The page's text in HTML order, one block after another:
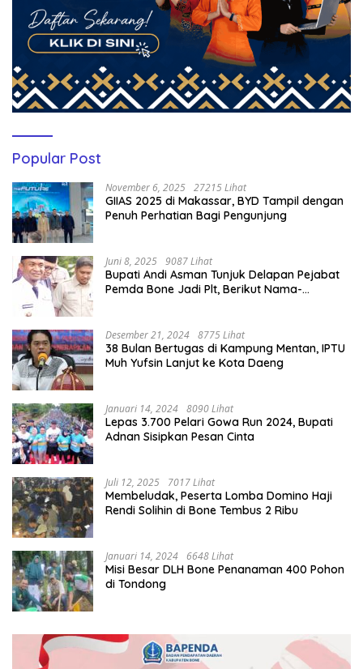
Popular Post
November 6, 2025 27215 Lihat
GIIAS 2025 di Makassar, BYD Tampil dengan
Penuh Perhatian Bagi Pengunjung
Juni 8, 2025 9087 Lihat
Bupati Andi Asman Tunjuk Delapan Pejabat
Pemda Bone Jadi Plt, Berikut Nama-
Desember 21, 2024 8775 Lihat
38 Bulan Bertugas di Kampung Mentan, IPTU
Muh Yufsin Lanjut ke Kota Daeng
Januari 14, 2024 8090 Lihat
Lepas 3.700 Pelari Gowa Run 2024, Bupati
Adnan Sisipkan Pesan Cinta
Juli 12, 2025 7017 Lihat
Membeludak, Peserta Lomba Domino Haji
Rendi Solihin di Bone Tembus 2 Ribu
Januari 14, 2024 6648 Lihat
Misi Besar DLH Bone Penanaman 400 Pohon
di Tondong